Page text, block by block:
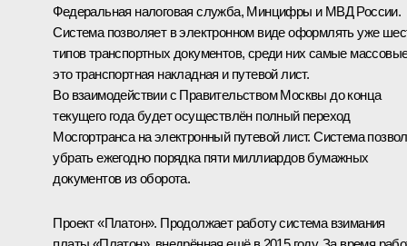
Федеральная налоговая служба, Минцифры и МВД России.
Система позволяет в электронном виде оформлять уже
типов транспортных документов, среди них самые
это транспортная накладная и путевой лист.
Во взаимодействии с Правительством Москвы до конца
текущего года будет осуществлён полный переход
Мосгортранса на электронный путевой лист. Система
убрать ежегодно порядка пяти миллиардов бумажных
документов из оборота.
Проект «Платон». Продолжает работу система взимания